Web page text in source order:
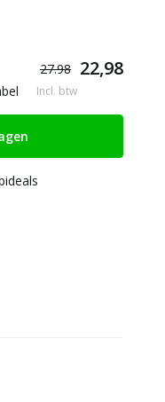
27.98 22,98
Incl. btw